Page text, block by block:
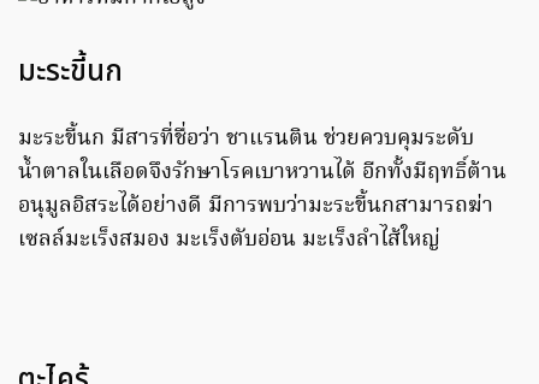
มะระขี้นก
มะระขี้นก มีสารที่ชื่อว่า ชาแรนติน ช่วยควบคุมระดับ
น้ำตาลในเลือดจึงรักษาโรคเบาหวานได้ อีกทั้งมีฤทธิ์ต้าน
อนุมูลอิสระได้อย่างดี มีการพบว่ามะระขี้นกสามารถฆ่า
เซลล์มะเร็งสมอง มะเร็งตับอ่อน มะเร็งลำไส้ใหญ่